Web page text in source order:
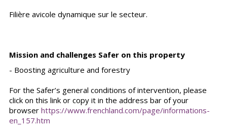
Filière avicole dynamique sur le secteur.
Mission and challenges Safer on this property
- Boosting agriculture and forestry
For the Safer’s general conditions of intervention, please
click on this link or copy it in the address bar of your
browser https://www.frenchland.com/page/informations-
en_157.htm